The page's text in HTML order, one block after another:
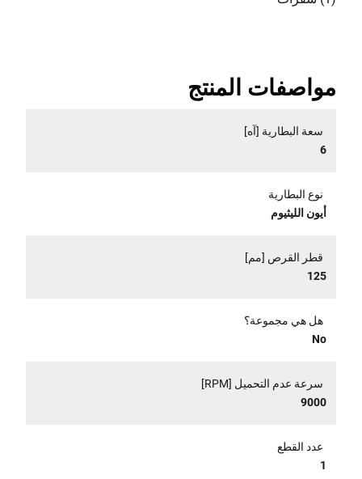
مواصفات المنتج
سعة البطارية [آه]
6
نوع البطارية
أيون الليثيوم
قطر القرص [مم]
125
هل هي مجموعة؟
No
سرعة عدم التحميل [RPM]
9000
عدد القطع
1